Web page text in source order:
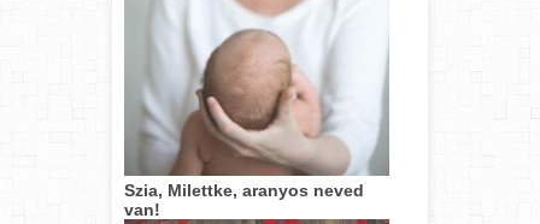
Szia, Milettke, aranyos neved
van!